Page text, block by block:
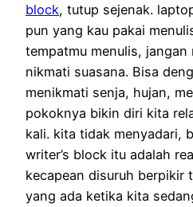
block, tutup sejenak.
pun yang kau pakai
tempatmu menulis, jangan
nikmati suasana. Bisa
menikmati senja, hujan,
pokoknya bikin diri kita
kali. kita tidak menyadari,
writer’s block itu adalah
kecapean disuruh berpikir
yang ada ketika kita